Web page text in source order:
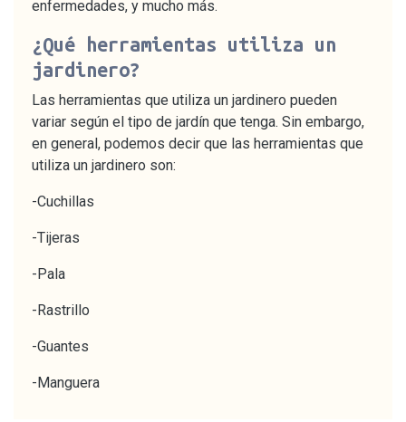
enfermedades, y mucho más.
¿Qué herramientas utiliza un
jardinero?
Las herramientas que utiliza un jardinero pueden
variar según el tipo de jardín que tenga. Sin embargo,
en general, podemos decir que las herramientas que
utiliza un jardinero son:
-Cuchillas
-Tijeras
-Pala
-Rastrillo
-Guantes
-Manguera